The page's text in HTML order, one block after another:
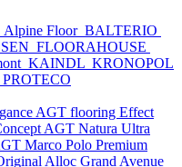
Alpine Floor BALTERIO
FLOORAHOUSE
KAINDL KRONOPOL
PROTECO
AGT flooring Effect
AGT Natura Ultra
Marco Polo Premium
Alloc Grand Avenue